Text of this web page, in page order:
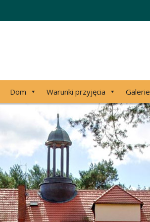
Dom Warunki przyjęcia Galerie